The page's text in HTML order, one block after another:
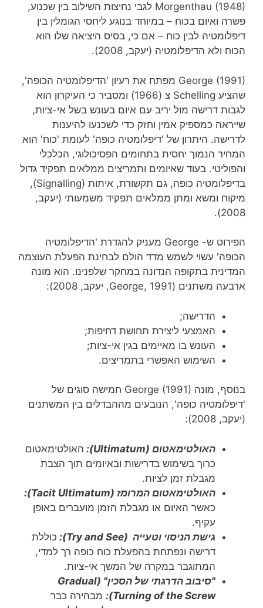
Morgenthau (1948) לגבי נחיצות השילוב בין שכנוע,
פשרה ואיום בכוח – במיוחד בנוגע ליחסי הגומלין בין
דיפלומטיה לבין כוח – אם כי, בסיס היציאה שלו הוא
הכוח ולא הדיפלומטיה (יעקב, 2008).
George (1991) מפתח את רעיון 'הדיפלומטיה הכופה',
שהציע Schelling צ (1966) ומסביר כי העיקרון הוא
לגבות דרישה מול יריב עם איום בעונש בשל אי-ציות,
שייראה כמספיק אמין וחזק כדי לשכנעו להיענות
לדרישה. היתרון של 'דיפלומטיה כופה' לעומת 'כוח' הוא
המחיר הנמוך יחסית בתחומים הפסיכולוגי, הכלכלי
והפוליטי. בעוד שאיומים ותמריצים ממלאים תפקיד גדול
בדיפלומטיה כופה, גם תקשורת, איתות (Signalling),
מיקוח ומשא ומתן ממלאים תפקיד משמעותי (יעקב,
2008).
הפירוט ש- George מעניק להגדרת 'הדיפלומטיה
הכופה' עשוי לשמש מדד הולם לבחינת הפעלת העוצמה
המדינית בתקופה הנדונה במחקר שלפנינו. הוא מונה
ארבעה משתנים (George, 1991, יעקב, 2008):
הדרישה;
האמצעי ליצירת תחושת דחיפות;
העונש בו מאיימים בגין אי-ציות;
השימוש האפשרי בתמריצים.
בנוסף, מונה George (1991) חמישה סוגים של
'דיפלומטיה כופה', הנובעים מההבדלים בין המשתנים
(יעקב, 2008):
האולטימאטום (Ultimatum
): האולטימאטום
כרוך בשימוש בדרישות ובאיומים תוך הצבת
מגבלת זמן לציות.
האולטימאטום המרומז (Tacit Ultimatum
):
כאשר האיום או מגבלת הזמן מועברים באופן
עקיף.
גישת הניסוי וטעייה (Try and See
): כוללת
דרישה ונפתחת בהפעלת כוח כופה רך למדי,
המתוגבר במקרה של המשך אי-ציות.
"סיבוב הדרגתי של הסכין" (Gradual
Turning of the Screw
): מבהירה כבר